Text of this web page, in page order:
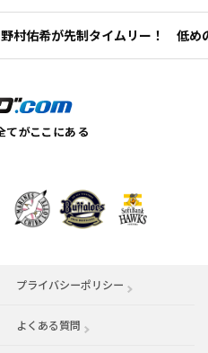
野村佑希が先制タイムリー！ 低め
プライバシーポリシー
よくある質問